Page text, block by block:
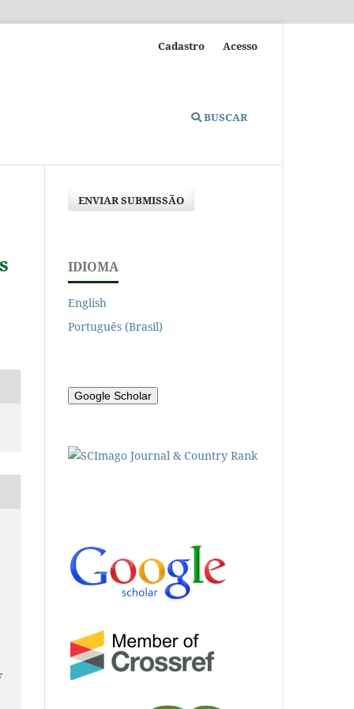
BUSCAR
Cadastro Acesso
ENVIAR SUBMISSÃO
IDIOMA
English
Português (Brasil)
Google Scholar